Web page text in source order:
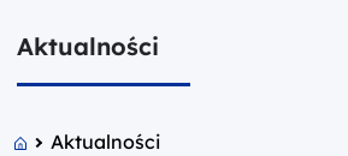
Aktualności
Aktualności